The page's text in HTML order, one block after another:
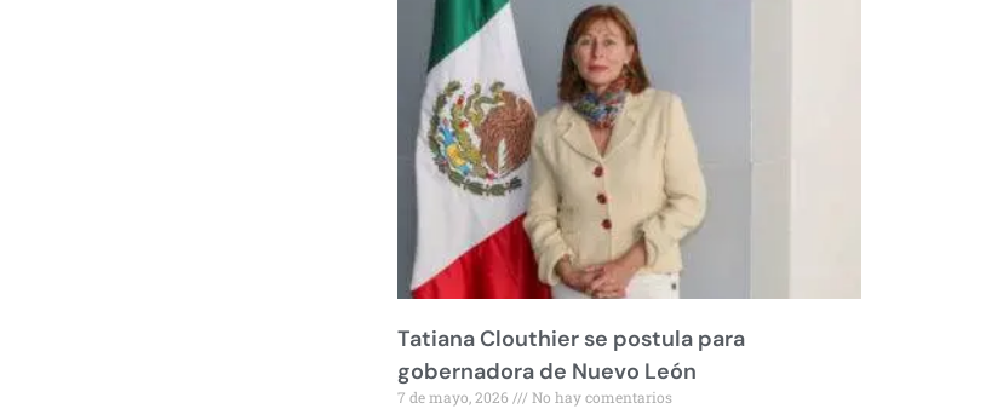
Tatiana Clouthier se postula para
gobernadora de Nuevo León
7 de mayo, 2026 No hay comentarios